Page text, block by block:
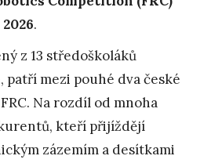
.
z 13 středoškoláků
patří mezi pouhé dva české
Na rozdíl od mnoha
kteří přijíždějí
zázemím a desítkami